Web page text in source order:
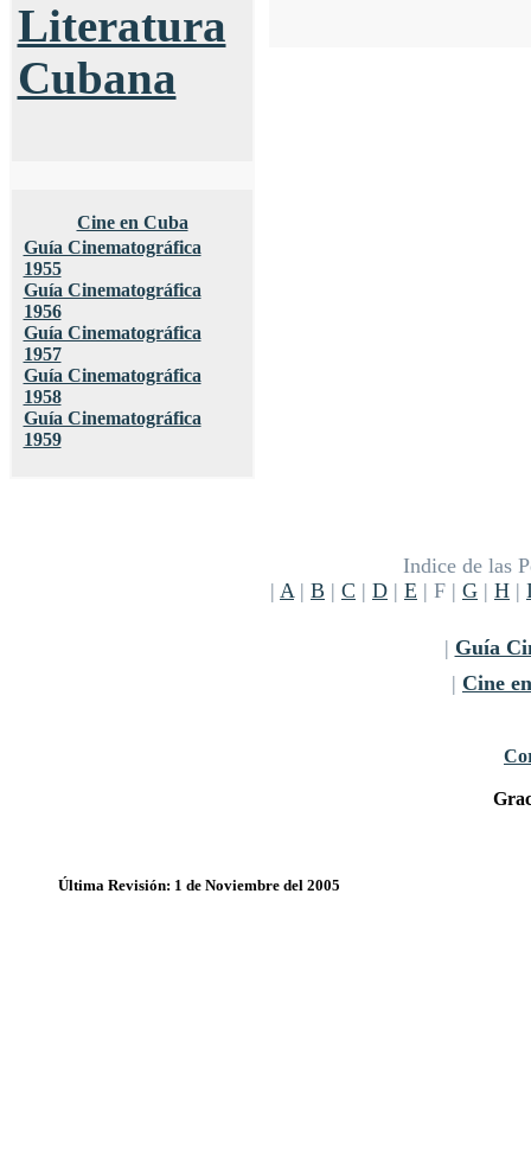
Literatura
Cubana
Cine en Cuba
Guía Cinematográfica
1955
Guía Cinematográfica
1956
Guía Cinematográfica
1957
Guía Cinematográfica
1958
Guía Cinematográfica
1959
Indice de las
| A| B | C | D | E | F | G | H |
| Guía
| Cine
Última Revisión: 1 de Noviembre del 2005